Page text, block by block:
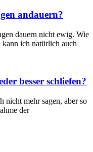
andauern?
dauern nicht ewig. Wie
ich natürlich auch
besser schliefen?
nicht mehr sagen, aber so
der